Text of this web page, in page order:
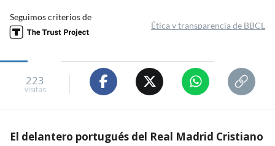
Seguimos criterios de
Ética y transparencia de BBCL
223
visitas
El delantero portugués del Real Madrid Cristiano